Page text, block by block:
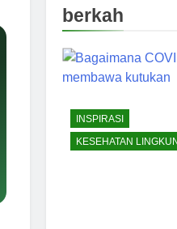
Gravitasi Ruh
1 Tahun Ago
Mindmap Penulisan
Memahami Sindrom
2 Tahun Ago
berkah
INSPIRASI
KESEHATAN